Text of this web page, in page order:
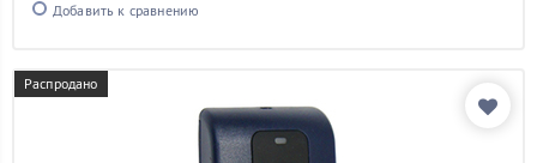
Добавить к сравнению
Распродано